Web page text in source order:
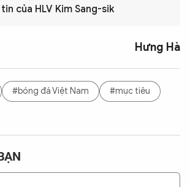
của HLV Kim Sang-sik
Hưng Hà
#bóng đá Việt Nam
#mục tiêu